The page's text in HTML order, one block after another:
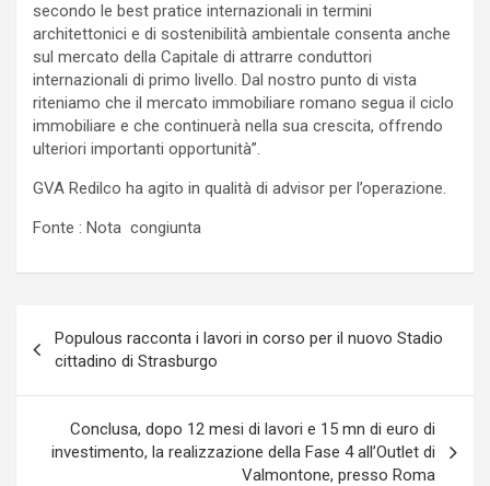
secondo le best pratice internazionali in termini
architettonici e di sostenibilità ambientale consenta anche
sul mercato della Capitale di attrarre conduttori
internazionali di primo livello. Dal nostro punto di vista
riteniamo che il mercato immobiliare romano segua il ciclo
immobiliare e che continuerà nella sua crescita, offrendo
ulteriori importanti opportunità”.
GVA Redilco ha agito in qualità di advisor per l’operazione.
Fonte : Nota congiunta
articoli
Populous racconta i lavori in corso per il nuovo Stadio
cittadino di Strasburgo
Conclusa, dopo 12 mesi di lavori e 15 mn di euro di
investimento, la realizzazione della Fase 4 all’Outlet di
Valmontone, presso Roma